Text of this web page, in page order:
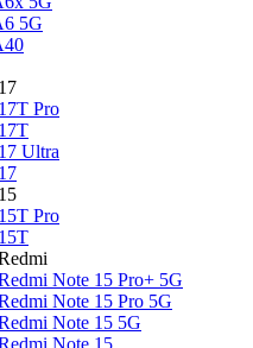
5G
Pro
Ultra
Pro
Note 15 Pro+ 5G
Note 15 Pro 5G
Note 15 5G
Note 15